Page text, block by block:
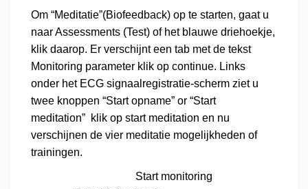
Om “Meditatie”(Biofeedback) op te starten, gaat u
naar Assessments (Test) of het blauwe driehoekje,
klik daarop. Er verschijnt een tab met de tekst
Monitoring parameter klik op continue. Links
onder het ECG signaalregistratie-scherm ziet u
twee knoppen “Start opname” or “Start
meditation” klik op start meditation en nu
verschijnen de vier meditatie mogelijkheden of
trainingen.
Start monitoring